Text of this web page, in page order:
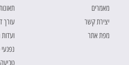
מאמרים
יצירת קשר
מפת אתר
עורך
ועדות